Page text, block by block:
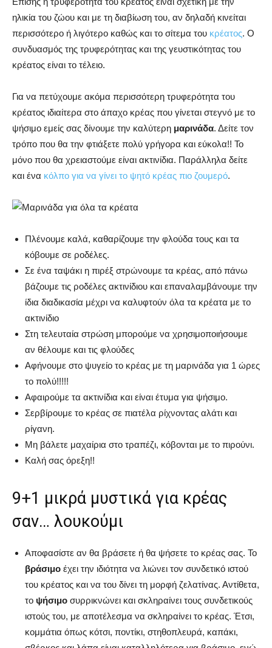
ηλικία του ζώου και με τη διαβίωση του, αν δηλαδή κινείται
περισσότερο ή λιγότερο καθώς και το σίτεμα του κρέατος. Ο
συνδυασμός της τρυφερότητας και της γευστικότητας του
κρέατος είναι το τέλειο.
Για να πετύχουμε ακόμα περισσότερη τρυφερότητα του
κρέατος ιδιαίτερα στο άπαχο κρέας που γίνεται στεγνό με το
ψήσιμο εμείς σας δίνουμε την καλύτερη μαρινάδα. Δείτε τον
τρόπο που θα την φτιάξετε πολύ γρήγορα και εύκολα!! Το
μόνο που θα χρειαστούμε είναι ακτινίδια. Παράλληλα δείτε
και ένα κόλπο για να γίνει το ψητό κρέας πιο ζουμερό.
Πλένουμε καλά, καθαρίζουμε την φλούδα τους και τα
κόβουμε σε ροδέλες.
Σε ένα ταψάκι η πιρέξ στρώνουμε τα κρέας, από πάνω
βάζουμε τις ροδέλες ακτινίδιου και επαναλαμβάνουμε την
ίδια διαδικασία μέχρι να καλυφτούν όλα τα κρέατα με το
ακτινίδιο
Στη τελευταία στρώση μπορούμε να χρησιμοποιήσουμε
αν θέλουμε και τις φλούδες
Αφήνουμε στο ψυγείο το κρέας με τη μαρινάδα για 1 ώρες
το πολύ!!!!!
Αφαιρούμε τα ακτινίδια και είναι έτυμα για ψήσιμο.
Σερβίρουμε το κρέας σε πιατέλα ρίχνοντας αλάτι και
ρίγανη.
Μη βάλετε μαχαίρια στο τραπέζι, κόβονται με το πιρούνι.
Καλή σας όρεξη!!
9+1 μικρά μυστικά για κρέας
σαν… λουκούμι
Αποφασίστε αν θα βράσετε ή θα ψήσετε το κρέας σας. Το
βράσιμο έχει την ιδιότητα να λιώνει τον συνδετικό ιστού
του κρέατος και να του δίνει τη μορφή ζελατίνας. Αντίθετα,
το ψήσιμο συρρικνώνει και σκληραίνει τους συνδετικούς
ιστούς του, με αποτέλεσμα να σκληραίνει το κρέας. Έτσι,
κομμάτια όπως κότσι, ποντίκι, στηθοπλευρά, καπάκι,